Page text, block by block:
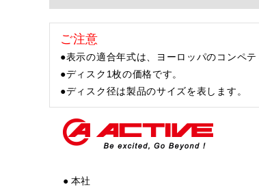
ご注意
●表示の適合年式は、ヨーロッパのコンペ
●ディスク1枚の価格です。
●ディスク径は製品のサイズを表します。
● 本社